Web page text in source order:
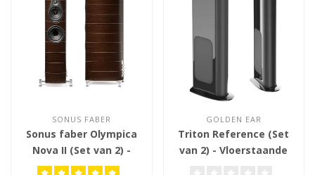
SONUS FABER
Sonus faber Olympica
Nova II (Set van 2) -
Vloerstaande
GOLDEN EAR
Triton Reference (Set
van 2) - Vloerstaande